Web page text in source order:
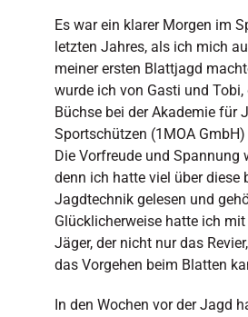
Es war ein klarer Morgen im
letzten Jahres, als ich mich
meiner ersten Blattjagd
wurde ich von Gasti und Tobi,
Büchse bei der Akademie für
Sportschützen (1MOA
Die Vorfreude und Spannung
denn ich hatte viel über diese
Jagdtechnik gelesen und
Glücklicherweise hatte ich mit
Jäger, der nicht nur das
das Vorgehen beim Blatten
In den Wochen vor der Jagd